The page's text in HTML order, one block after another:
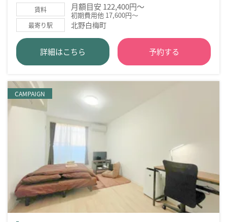
賃料 月額目安 122,400円～
初期費用他 17,600円～
最寄り駅 北野白梅町
詳細はこちら 予約する
CAMPAIGN